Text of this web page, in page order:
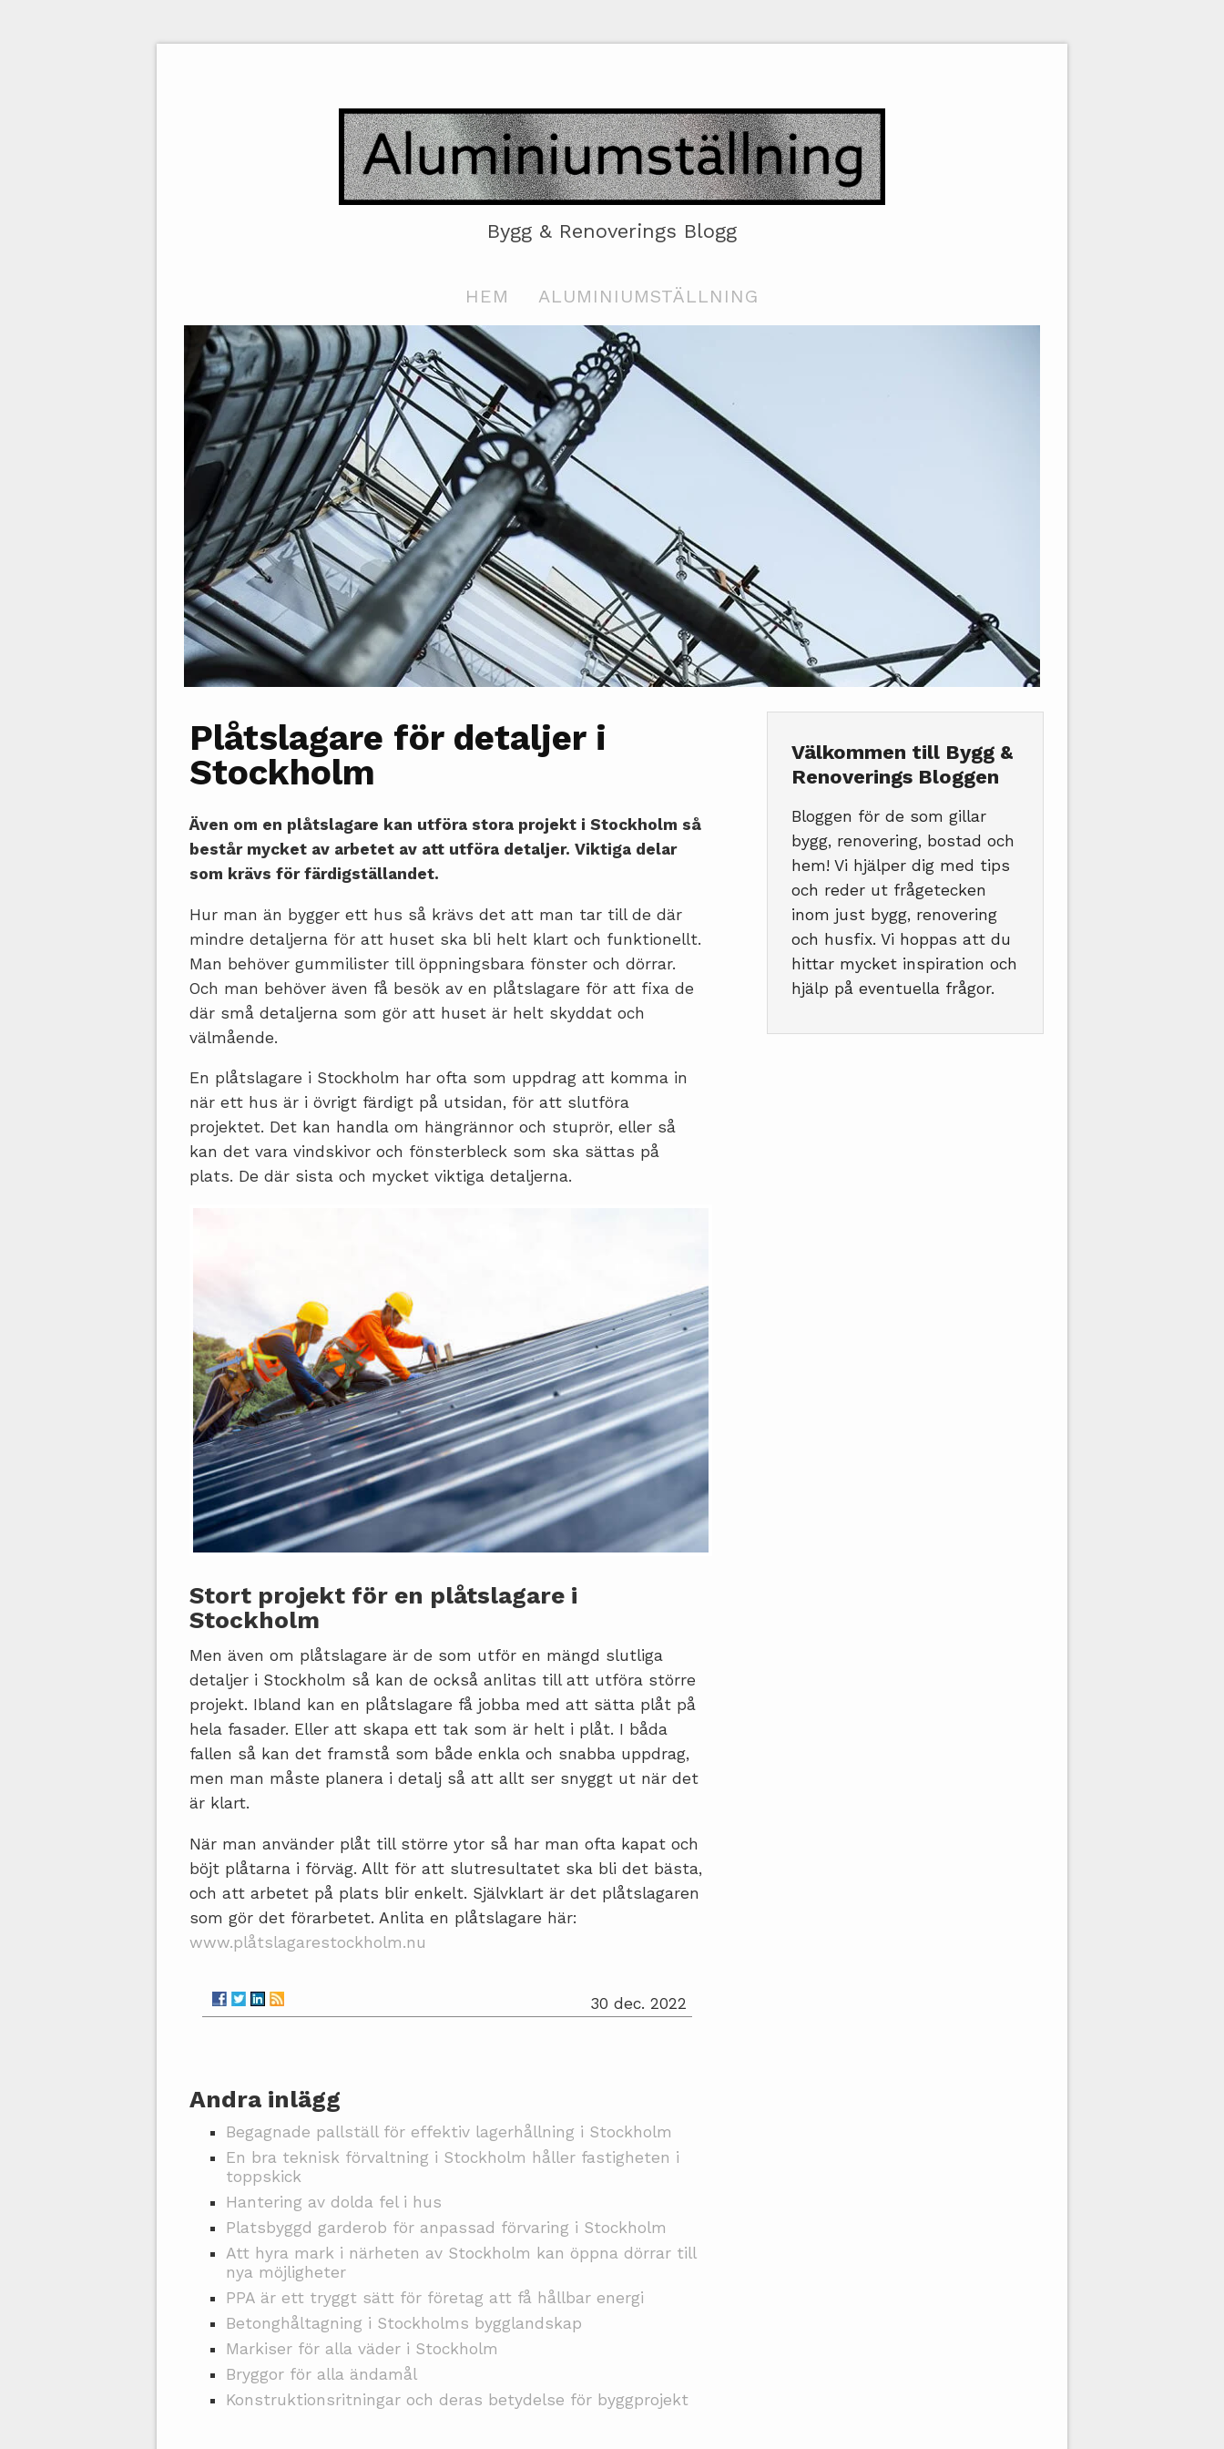
Bygg & Renoverings Blogg
HEM ALUMINIUMSTÄLLNING
Plåtslagare för detaljer i
Stockholm
Även om en plåtslagare kan utföra stora projekt i Stockholm så
består mycket av arbetet av att utföra detaljer. Viktiga delar
som krävs för färdigställandet.
Hur man än bygger ett hus så krävs det att man tar till de där
mindre detaljerna för att huset ska bli helt klart och funktionellt.
Man behöver gummilister till öppningsbara fönster och dörrar.
Och man behöver även få besök av en plåtslagare för att fixa de
där små detaljerna som gör att huset är helt skyddat och
välmående.
En plåtslagare i Stockholm har ofta som uppdrag att komma in
när ett hus är i övrigt färdigt på utsidan, för att slutföra
projektet. Det kan handla om hängrännor och stuprör, eller så
kan det vara vindskivor och fönsterbleck som ska sättas på
plats. De där sista och mycket viktiga detaljerna.
Stort projekt för en plåtslagare i
Stockholm
Men även om plåtslagare är de som utför en mängd slutliga
detaljer i Stockholm så kan de också anlitas till att utföra större
projekt. Ibland kan en plåtslagare få jobba med att sätta plåt på
hela fasader. Eller att skapa ett tak som är helt i plåt. I båda
fallen så kan det framstå som både enkla och snabba uppdrag,
men man måste planera i detalj så att allt ser snyggt ut när det
är klart.
När man använder plåt till större ytor så har man ofta kapat och
böjt plåtarna i förväg. Allt för att slutresultatet ska bli det bästa,
och att arbetet på plats blir enkelt. Självklart är det plåtslagaren
som gör det förarbetet. Anlita en plåtslagare här:
www.plåtslagarestockholm.nu
30 dec. 2022
Andra inlägg
Begagnade pallställ för effektiv lagerhållning i Stockholm
En bra teknisk förvaltning i Stockholm håller fastigheten i
toppskick
Hantering av dolda fel i hus
Platsbyggd garderob för anpassad förvaring i Stockholm
Att hyra mark i närheten av Stockholm kan öppna dörrar till
nya möjligheter
PPA är ett tryggt sätt för företag att få hållbar energi
Betonghåltagning i Stockholms bygglandskap
Markiser för alla väder i Stockholm
Bryggor för alla ändamål
Konstruktionsritningar och deras betydelse för byggprojekt
Välkommen till Bygg &
Renoverings Bloggen
Bloggen för de som gillar
bygg, renovering, bostad och
hem! Vi hjälper dig med tips
och reder ut frågetecken
inom just bygg, renovering
och husfix. Vi hoppas att du
hittar mycket inspiration och
hjälp på eventuella frågor.